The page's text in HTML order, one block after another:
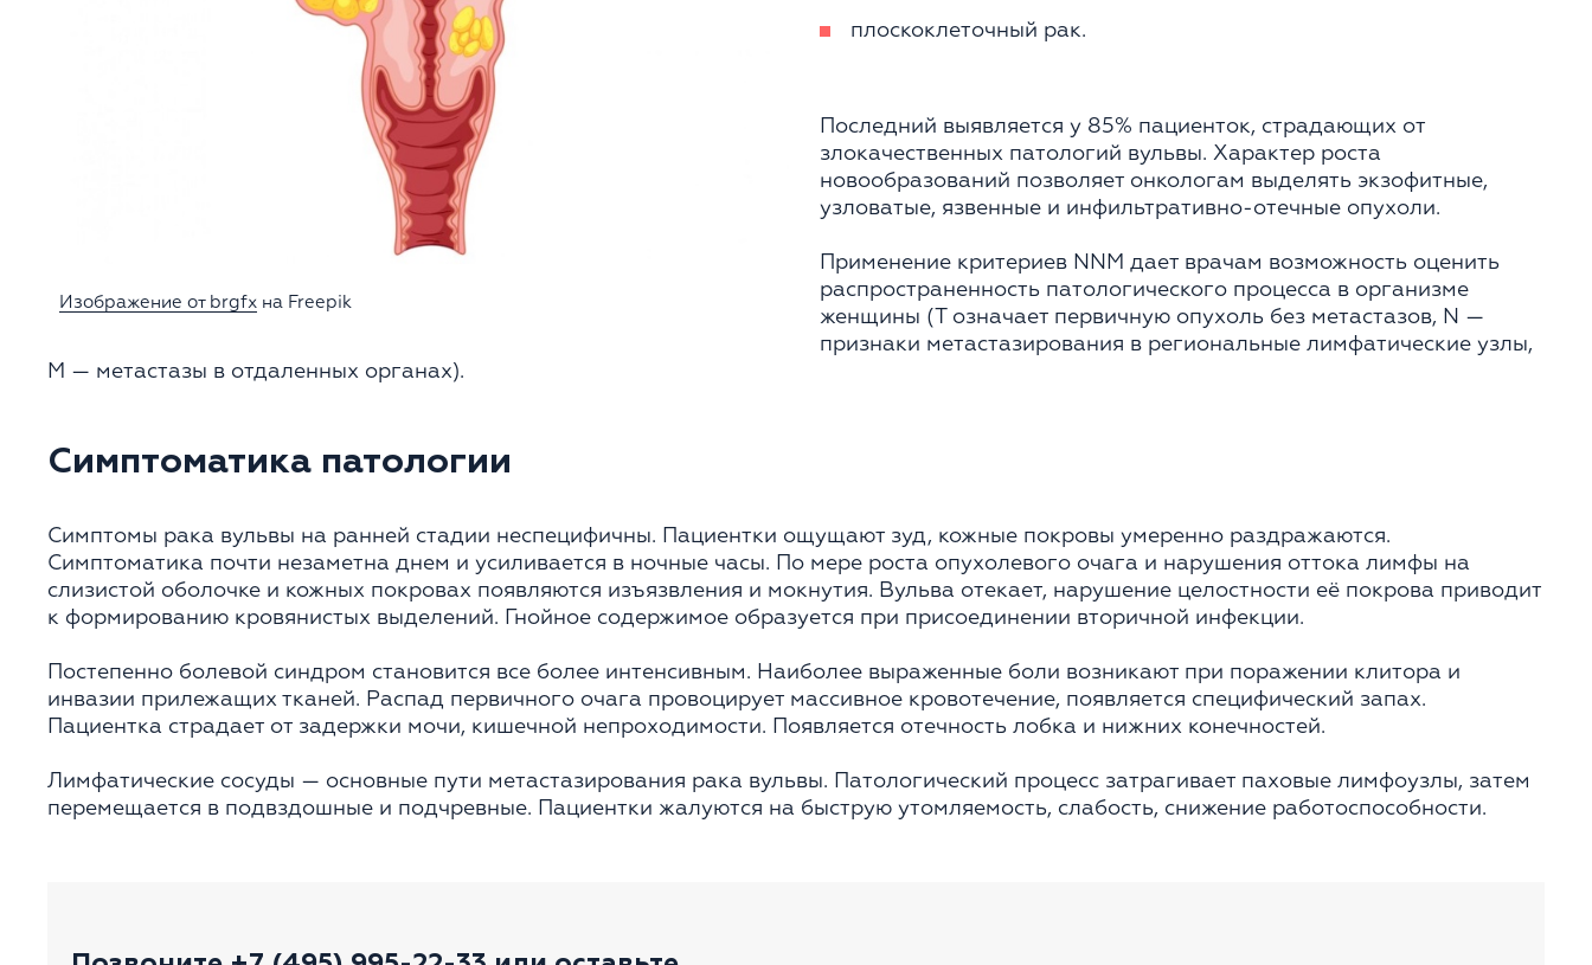
Изображение от brgfx на Freepik
плоскоклеточный рак.
Последний выявляется у 85% пациенток, страдающих от
злокачественных патологий вульвы. Характер роста
новообразований позволяет онкологам выделять экзофитные,
узловатые, язвенные и инфильтративно-отечные опухоли.
Применение критериев NNM дает врачам возможность оценить
распространенность патологического процесса в организме
женщины (T означает первичную опухоль без метастазов, N —
признаки метастазирования в региональные лимфатические узлы,
M — метастазы в отдаленных органах).
Симптоматика патологии
Симптомы рака вульвы на ранней стадии неспецифичны. Пациентки ощущают зуд, кожные покровы умеренно раздражаются.
Симптоматика почти незаметна днем и усиливается в ночные часы. По мере роста опухолевого очага и нарушения оттока лимфы на
слизистой оболочке и кожных покровах появляются изъязвления и мокнутия. Вульва отекает, нарушение целостности её покрова приводит
к формированию кровянистых выделений. Гнойное содержимое образуется при присоединении вторичной инфекции.
Постепенно болевой синдром становится все более интенсивным. Наиболее выраженные боли возникают при поражении клитора и
инвазии прилежащих тканей. Распад первичного очага провоцирует массивное кровотечение, появляется специфический запах.
Пациентка страдает от задержки мочи, кишечной непроходимости. Появляется отечность лобка и нижних конечностей.
Лимфатические сосуды — основные пути метастазирования рака вульвы. Патологический процесс затрагивает паховые лимфоузлы, затем
перемещается в подвздошные и подчревные. Пациентки жалуются на быструю утомляемость, слабость, снижение работоспособности.